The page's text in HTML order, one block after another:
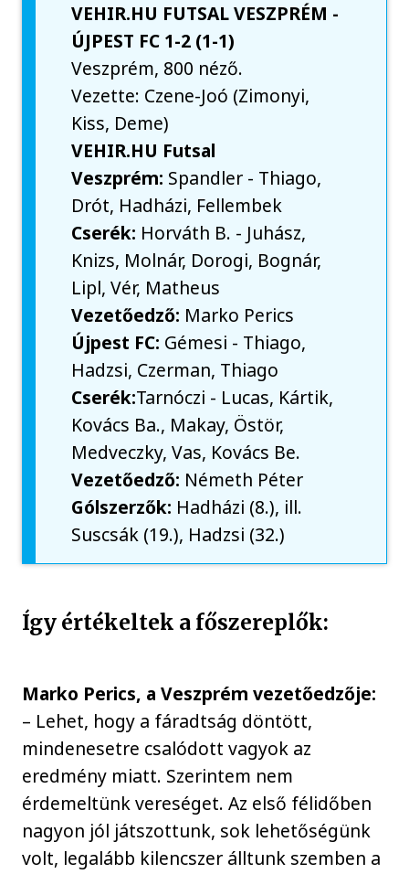
VEHIR.HU FUTSAL VESZPRÉM -
ÚJPEST FC 1-2 (1-1)
Veszprém, 800 néző.
Vezette: Czene-Joó (Zimonyi,
Kiss, Deme)
VEHIR.HU Futsal
Veszprém: Spandler - Thiago,
Drót, Hadházi, Fellembek
Cserék: Horváth B. - Juhász,
Knizs, Molnár, Dorogi, Bognár,
Lipl, Vér, Matheus
Vezetőedző: Marko Perics
Újpest FC: Gémesi - Thiago,
Hadzsi, Czerman, Thiago
Cserék:Tarnóczi - Lucas, Kártik,
Kovács Ba., Makay, Östör,
Medveczky, Vas, Kovács Be.
Vezetőedző: Németh Péter
Gólszerzők: Hadházi (8.), ill.
Suscsák (19.), Hadzsi (32.)
Így értékeltek a főszereplők:
Marko Perics, a Veszprém vezetőedzője:
– Lehet, hogy a fáradtság döntött,
mindenesetre csalódott vagyok az
eredmény miatt. Szerintem nem
érdemeltünk vereséget. Az első félidőben
nagyon jól játszottunk, sok lehetőségünk
volt, legalább kilencszer álltunk szemben a